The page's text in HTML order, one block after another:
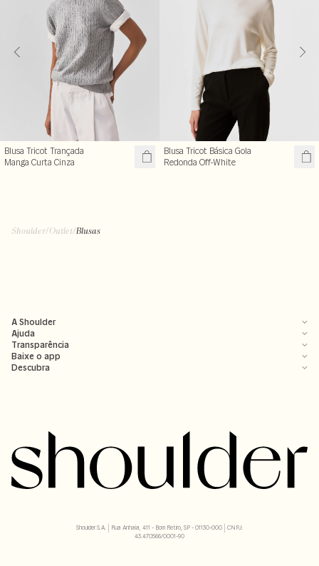
Blusa Tricot Trançada
Manga Curta Cinza
Blusa Tricot Básica Gola
Redonda Off-White
Shoulder/Outlet/Blusas
A Shoulder
Ajuda
Transparência
Baixe o app
Descubra
Shoulder S.A. | Rua Anhaia, 411 - Bom Retiro, SP - 01130-000 | CNPJ:
43.470566/0001-90